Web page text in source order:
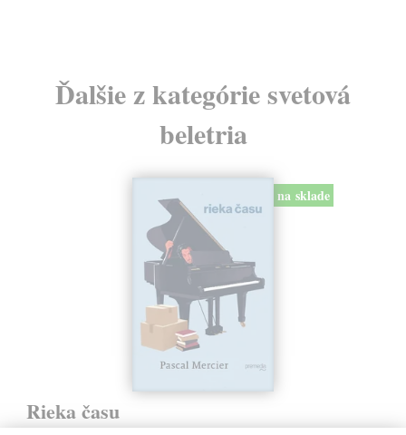
Ďalšie z kategórie svetová
beletria
na sklade
Rieka času